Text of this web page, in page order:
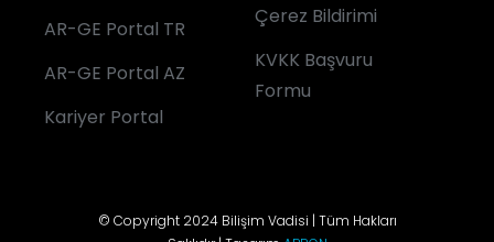
AR-GE Portal TR
AR-GE Portal AZ
Kariyer Portal
Çerez Bildirimi
KVKK Başvuru
Formu
© Copyright 2024 Bilişim Vadisi | Tüm Hakları